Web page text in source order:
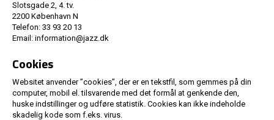
Slotsgade 2, 4. tv.
2200 København N
Telefon: 33 93 20 13
Email: information@jazz.dk
Cookies
Websitet anvender ”cookies”, der er en tekstfil, som gemmes på din
computer, mobil el. tilsvarende med det formål at genkende den,
huske indstillinger og udføre statistik. Cookies kan ikke indeholde
skadelig kode som f.eks. virus.